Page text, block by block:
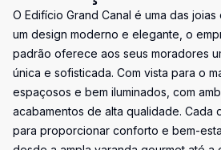
O Edifício Grand Canal é uma das joias
um design moderno e elegante, o
padrão oferece aos seus moradores
única e sofisticada. Com vista para o
espaçosos e bem iluminados, com
acabamentos de alta qualidade. Cada
para proporcionar conforto e bem-